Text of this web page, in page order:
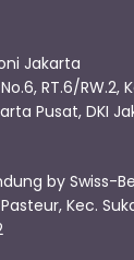
Jakarta
RT.6/RW.2,
Pusat, DKI
by Swiss-
Pasteur, Kec.